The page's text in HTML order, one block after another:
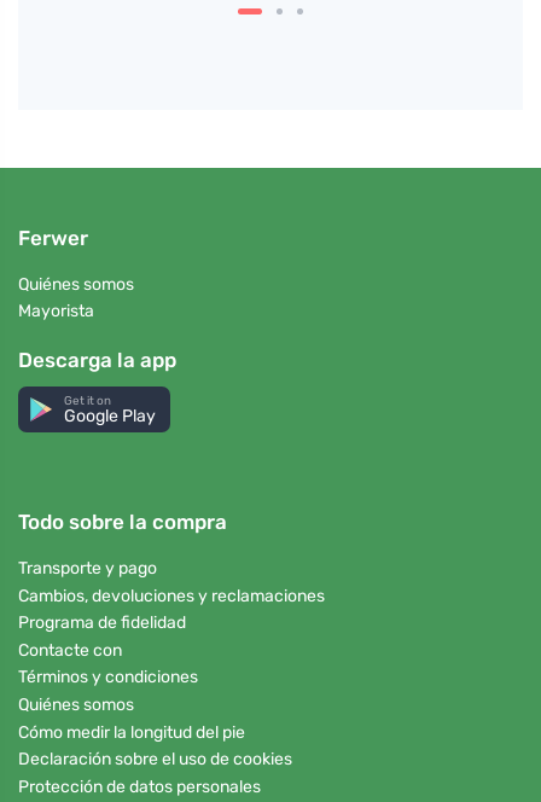
Ferwer
Quiénes somos
Mayorista
Descarga la app
Get it on
Google Play
Todo sobre la compra
Transporte y pago
Cambios, devoluciones y reclamaciones
Programa de fidelidad
Contacte con
Términos y condiciones
Quiénes somos
Cómo medir la longitud del pie
Declaración sobre el uso de cookies
Protección de datos personales